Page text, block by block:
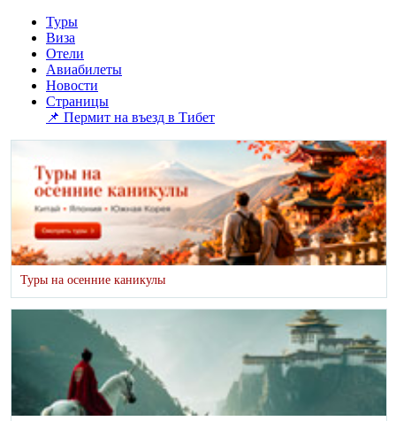
Туры
Виза
Отели
Авиабилеты
Новости
Страницы
📌 Пермит на въезд в Тибет
Туры на осенние каникулы